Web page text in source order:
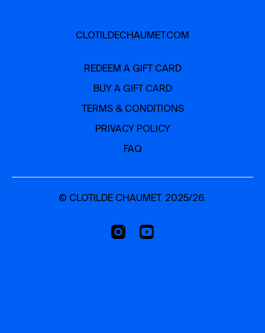
CLOTILDECHAUMET.COM
REDEEM A GIFT CARD
BUY A GIFT CARD
TERMS & CONDITIONS
PRIVACY POLICY
FAQ
© CLOTILDE CHAUMET. 2025/26.